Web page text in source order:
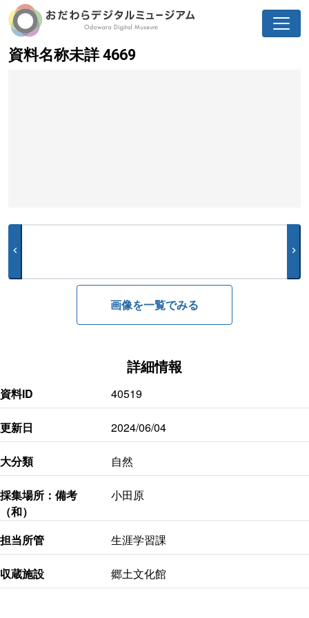
資料名称未詳 4669
chevron_left chevron_right
画像を一覧でみる
詳細情報
資料ID 40519
更新日 2024/06/04
大分類 自然
採集場所：備考
（和）
小田原
担当所管 生涯学習課
収蔵施設 郷土文化館